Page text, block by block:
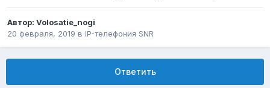
Автор: Volosatie_nogi
20 февраля, 2019 в IP-телефония SNR
Ответить